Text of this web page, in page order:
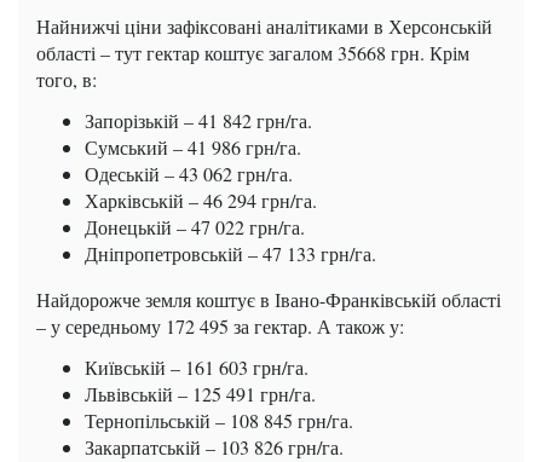
Найнижчі ціни зафіксовані аналітиками в Херсонській
області – тут гектар коштує загалом 35668 грн. Крім
того, в:
Запорізькій – 41 842 грн/га.
Сумський – 41 986 грн/га.
Одеській – 43 062 грн/га.
Харківській – 46 294 грн/га.
Донецькій – 47 022 грн/га.
Дніпропетровській – 47 133 грн/га.
Найдорожче земля коштує в Івано-Франківській області
– у середньому 172 495 за гектар. А також у:
Київській – 161 603 грн/га.
Львівській – 125 491 грн/га.
Тернопільській – 108 845 грн/га.
Закарпатській – 103 826 грн/га.